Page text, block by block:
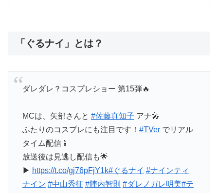
「ぐるナイ」とは？
ダレダレ？コスプレショー 第15弾🔥
MCは、矢部さんと #佐藤真知子 アナ🎤
ふたりのコスプレにも注目です！ #TVerでリアル
タイム配信📱
放送後は見逃し配信も🌟
▶︎ https://t.co/gj76pFjY1k#ぐるナイ #ナインティ
ナイン #中山秀征 #陣内智則 #ダレノガレ明美#テ